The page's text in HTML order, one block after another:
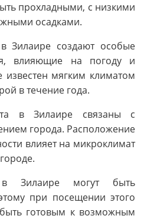
прохладными, с низкими
осадками.
Зилаире создают особые
влияющие на погоду и
известен мягким климатом
в течение года.
в Зилаире связаны с
города. Расположение
влияет на микроклимат
Зилаире могут быть
при посещении этого
готовым к возможным